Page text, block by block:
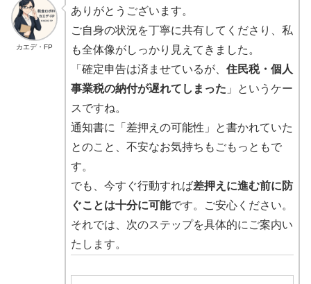
カエデ・FP
ありがとうございます。
ご自身の状況を丁寧に共有してくださり、私
も全体像がしっかり見えてきました。
「確定申告は済ませているが、 住民税・個人
事業税の納付が遅れてしまった 」というケー
スですね。
通知書に「差押えの可能性」と書かれていた
とのこと、不安なお気持ちもごもっともで
す。
でも、今すぐ行動すれば差押えに進む前に防
ぐことは十分に可能です。ご安心ください。
それでは、次のステップを具体的にご案内い
たします。